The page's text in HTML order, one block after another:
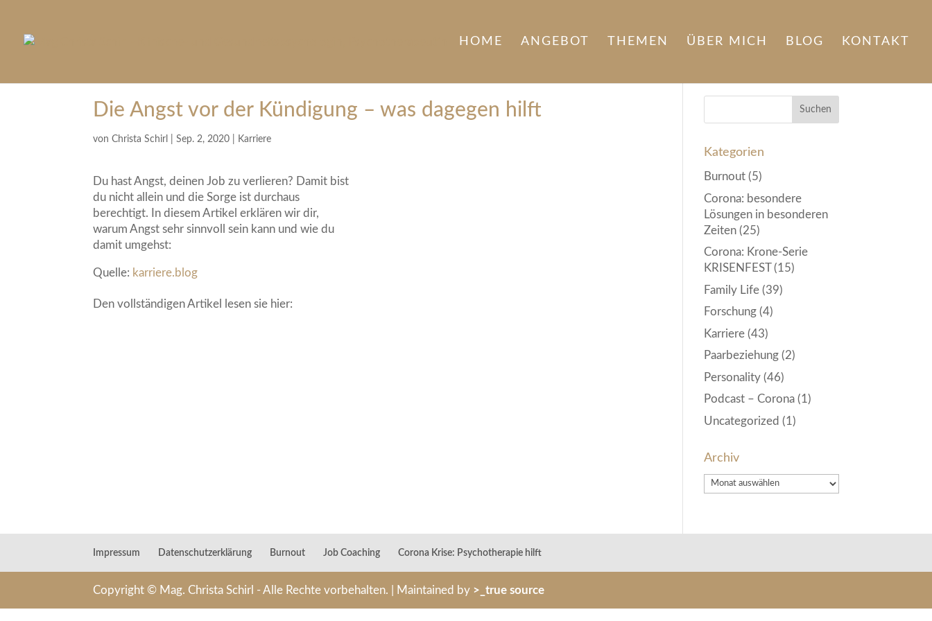
HOME ANGEBOT THEMEN ÜBER MICH BLOG KONTAKT
Die Angst vor der Kündigung – was dagegen hilft
vonChrista Schirl |Sep. 2, 2020 Karriere
Du hast Angst, deinen Job zu verlieren? Damit bist
du nicht allein und die Sorge ist durchaus
berechtigt. In diesem Artikel erklären wir dir,
warum Angst sehr sinnvoll sein kann und wie du
damit umgehst:
Quelle: karriere.blog
Den vollständigen Artikel lesen sie hier:
Kategorien
Burnout (5)
Corona: besondere
Lösungen in besonderen
Zeiten (25)
Corona: Krone-Serie
KRISENFEST(15)
Family Life (39)
Forschung (4)
Karriere (43)
Paarbeziehung (2)
Personality (46)
Podcast – Corona (1)
Uncategorized (1)
Archiv
Archiv
Impressum Datenschutzerklärung Burnout Job Coaching Corona Krise: Psychotherapie hilft
Copyright © Mag. Christa Schirl - Alle Rechte vorbehalten. | Maintained by >_true source